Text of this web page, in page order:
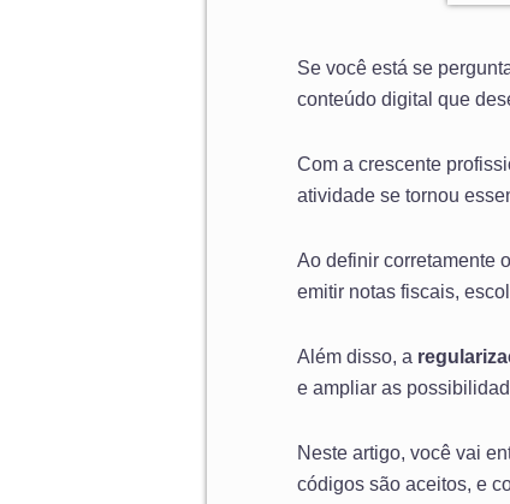
Se você está se
conteúdo digital que
Com a crescente
atividade se tornou
Ao definir corretamente o
emitir notas fiscais,
Além disso, a
e ampliar as
Neste artigo, você vai
códigos são aceitos, e